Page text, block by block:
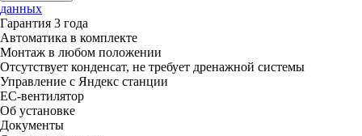
данных
Гарантия 3 года
Автоматика в комплекте
Монтаж в любом положении
Отсутствует конденсат, не требует дренажной системы
Управление с Яндекс станции
ЕС-вентилятор
Об установке
Документы